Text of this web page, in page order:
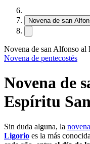
Novena de san
Novena de san Alfonso al
Novena de pentecostés
Novena de
Espíritu
Sin duda alguna, la
Ligorio es la más